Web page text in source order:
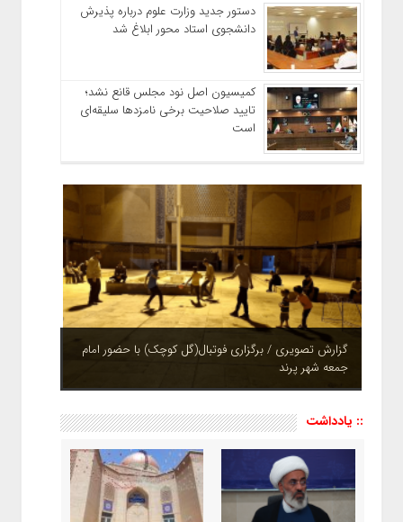
دستور جدید وزارت علوم درباره پذیرش
دانشجوی استاد محور ابلاغ شد
کمیسیون اصل نود مجلس قانع نشد؛
تایید صلاحیت برخی نامزدها سلیقه‌ای
است
چشم نوازی بوستان های شهر پرند در فصل بهار + تصاویر
:: یادداشت